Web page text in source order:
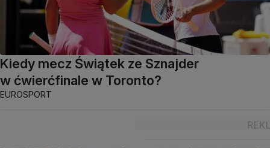
Kiedy mecz Świątek ze Sznajder
w ćwierćfinale w Toronto?
EUROSPORT